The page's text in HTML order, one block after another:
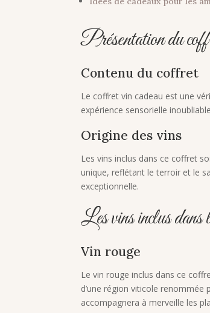
Présentation du
Contenu du coffret
Le coffret vin cadeau est une
expérience sensorielle
Origine des vins
Les vins inclus dans ce coffret
unique, reflétant le terroir et le
exceptionnelle.
Les vins inclus dans
Vin rouge
Le vin rouge inclus dans ce
d’une région viticole
accompagnera à merveille les